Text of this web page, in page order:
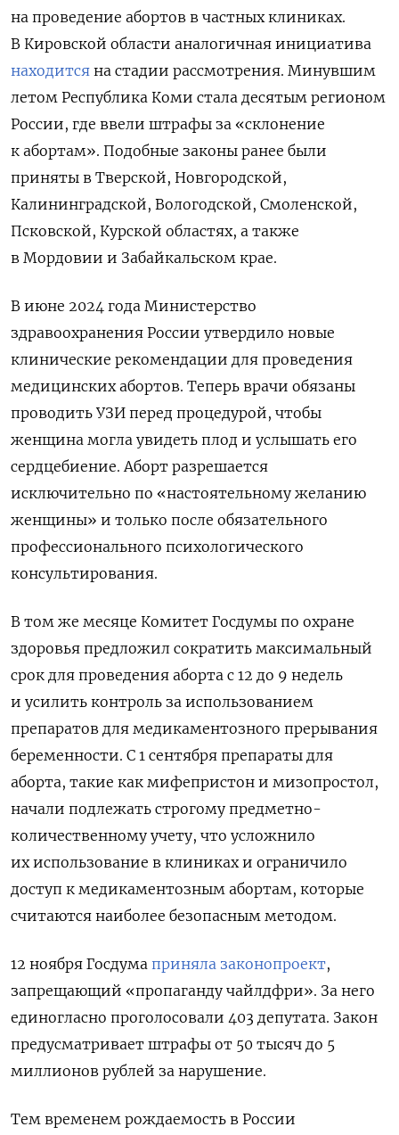
на проведение абортов в частных клиниках.
В Кировской области аналогичная инициатива
находится на стадии рассмотрения. Минувшим
летом Республика Коми стала десятым регионом
России, где ввели штрафы за «склонение
к абортам». Подобные законы ранее были
приняты в Тверской, Новгородской,
Калининградской, Вологодской, Смоленской,
Псковской, Курской областях, а также
в Мордовии и Забайкальском крае.
В июне 2024 года Министерство
здравоохранения России утвердило новые
клинические рекомендации для проведения
медицинских абортов. Теперь врачи обязаны
проводить УЗИ перед процедурой, чтобы
женщина могла увидеть плод и услышать его
сердцебиение. Аборт разрешается
исключительно по «настоятельному желанию
женщины» и только после обязательного
профессионального психологического
консультирования.
В том же месяце Комитет Госдумы по охране
здоровья предложил сократить максимальный
срок для проведения аборта с 12 до 9 недель
и усилить контроль за использованием
препаратов для медикаментозного прерывания
беременности. С 1 сентября препараты для
аборта, такие как мифепристон и мизопростол,
начали подлежать строгому предметно-
количественному учету, что усложнило
их использование в клиниках и ограничило
доступ к медикаментозным абортам, которые
считаются наиболее безопасным методом.
12 ноября Госдума приняла законопроект,
запрещающий «пропаганду чайлдфри». За него
единогласно проголосовали 403 депутата. Закон
предусматривает штрафы от 50 тысяч до 5
миллионов рублей за нарушение.
Тем временем рождаемость в России